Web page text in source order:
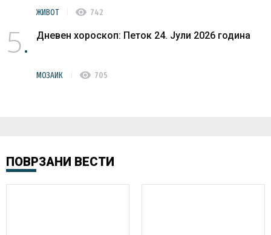
ЖИВОТ visibility 742
5 Дневен хороскоп: Петок 24. Јули 2026 година
МОЗАИК visibility 705
ПОВРЗАНИ ВЕСТИ